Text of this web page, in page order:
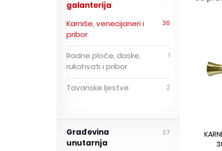
galanterija
Karniše, venecijaneri i
pribor
36
Radne ploče, daske,
rukohvati i pribor
1
Tavanske ljestve 2
Građevina
unutarnja
37